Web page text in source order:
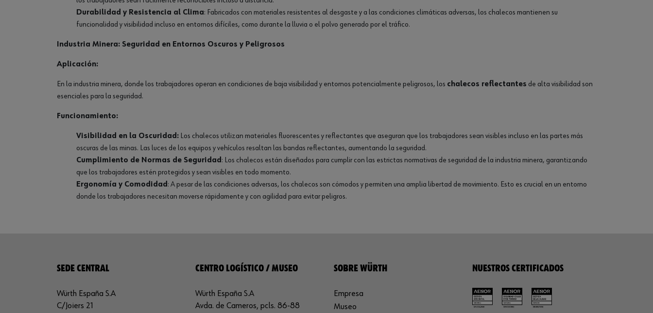
Durabilidad y Resistencia al Clima: Fabricados con materiales resistentes al desgaste y a las condiciones climáticas adversas, los chalecos mantienen su
funcionalidad y visibilidad incluso en entornos difíciles, como durante la lluvia o el polvo generado por el tráfico.
Industria Minera: Seguridad en Entornos Oscuros y Peligrosos
Aplicación:
En la industria minera, donde los trabajadores operan en condiciones de baja visibilidad y entornos potencialmente peligrosos, los chalecos reflectantes de alta visibilidad son
esenciales para la seguridad.
Funcionamiento:
Visibilidad en la Oscuridad: Los chalecos utilizan materiales fluorescentes y reflectantes que aseguran que los trabajadores sean visibles incluso en las partes más
oscuras de las minas. Las luces de los equipos y vehículos resaltan las bandas reflectantes, aumentando la seguridad.
Cumplimiento de Normas de Seguridad : Los chalecos están diseñados para cumplir con las estrictas normativas de seguridad de la industria minera, garantizando
que los trabajadores estén protegidos y sean visibles en todo momento.
Ergonomía y Comodidad : A pesar de las condiciones adversas, los chalecos son cómodos y permiten una amplia libertad de movimiento. Esto es crucial en un entorno
donde los trabajadores necesitan moverse rápidamente y con agilidad para evitar peligros.
SEDE CENTRAL
Würth España S.A
C/Joiers 21
CENTRO LOGÍSTICO / MUSEO
Würth España S.A
Avda. de Cameros, pcls. 86-88
SOBRE WÜRTH
Empresa
Museo
NUESTROS CERTIFICADOS